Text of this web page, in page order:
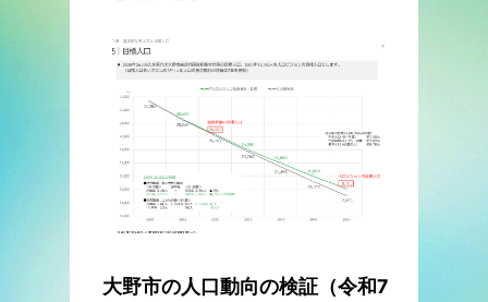
大野市の人口動向の検証（令和7